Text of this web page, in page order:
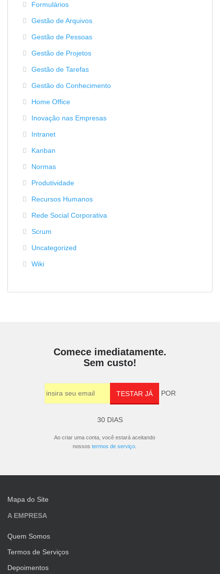
Formulários
Gestão de Arquivos
Gestão de Pessoas
Gestão de Projetos
Gestão de Tarefas
Gestão do Conhecimento
Home Office
Inovação nas Empresas
Intranet
Kanban
Normas
Produtividade
Recursos Humanos
Rede Social Corporativa
Scrum
Uncategorized
Wiki
Comece imediatamente.
Sem custo!
TESTAR JÁ POR
30 DIAS
Ao criar uma conta, você estará aceitando
nossos termos de serviço.
Mapa do Site
A EMPRESA
Quem Somos
Termos de Serviços
Depoimentos